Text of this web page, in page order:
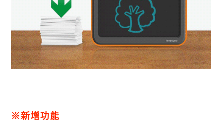
※新增功能